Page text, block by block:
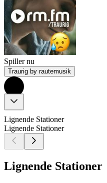
Spiller nu
Traurig by rautemusik
Lignende Stationer
Lignende Stationer
Lignende Stationer